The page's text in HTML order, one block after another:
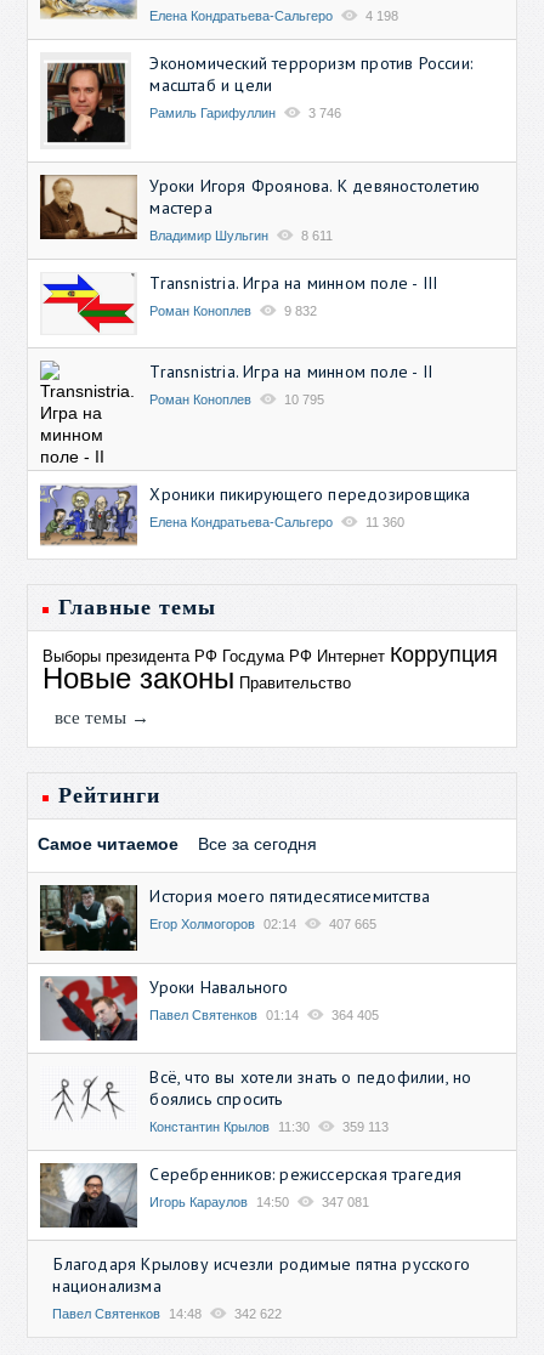
Елена Кондратьева-Сальгеро 4 198
Экономический терроризм против России:
масштаб и цели
Рамиль Гарифуллин 3 746
Уроки Игоря Фроянова. К девяностолетию
мастера
Владимир Шульгин 8 611
Transnistria. Игра на минном поле - III
Роман Коноплев 9 832
Transnistria. Игра на минном поле - II
Роман Коноплев 10 795
Хроники пикирующего передозировщика
Елена Кондратьева-Сальгеро 11 360
Главные темы
Выборы президента РФ Госдума РФ Интернет Коррупция
Новые законы Правительство
все темы →
Рейтинги
Самое читаемое Все за сегодня
История моего пятидесятисемитства
Егор Холмогоров 02:14 407 665
Уроки Навального
Павел Святенков 01:14 364 405
Всё, что вы хотели знать о педофилии, но
боялись спросить
Константин Крылов 11:30 359 113
Серебренников: режиссерская трагедия
Игорь Караулов 14:50 347 081
Благодаря Крылову исчезли родимые пятна русского
национализма
Павел Святенков 14:48 342 622